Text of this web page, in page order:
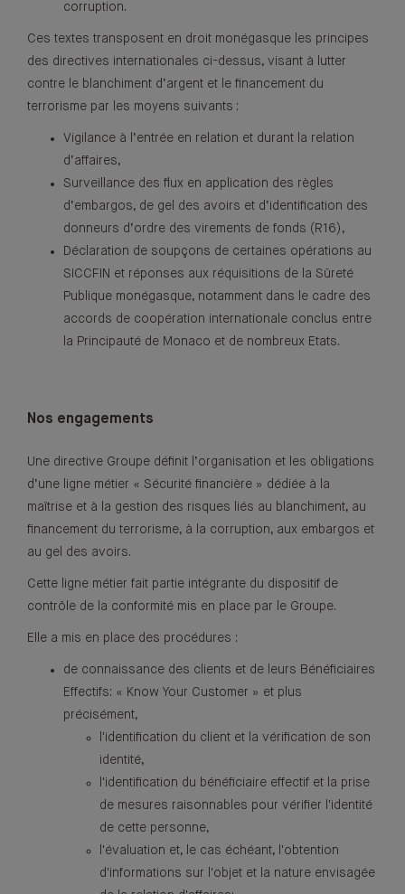
corruption.
Ces textes transposent en droit monégasque les principes
des directives internationales ci-dessus, visant à lutter
contre le blanchiment d’argent et le financement du
terrorisme par les moyens suivants :
Vigilance à l’entrée en relation et durant la relation
d’affaires,
Surveillance des flux en application des règles
d’embargos, de gel des avoirs et d’identification des
donneurs d’ordre des virements de fonds (R16),
Déclaration de soupçons de certaines opérations au
SICCFIN et réponses aux réquisitions de la Sûreté
Publique monégasque, notamment dans le cadre des
accords de coopération internationale conclus entre
la Principauté de Monaco et de nombreux Etats.
Nos engagements
Une directive Groupe définit l’organisation et les obligations
d’une ligne métier « Sécurité financière » dédiée à la
maîtrise et à la gestion des risques liés au blanchiment, au
financement du terrorisme, à la corruption, aux embargos et
au gel des avoirs.
Cette ligne métier fait partie intégrante du dispositif de
contrôle de la conformité mis en place par le Groupe.
Elle a mis en place des procédures :
de connaissance des clients et de leurs Bénéficiaires
Effectifs: « Know Your Customer » et plus
précisément,
l'identification du client et la vérification de son
identité,
l'identification du bénéficiaire effectif et la prise
de mesures raisonnables pour vérifier l'identité
de cette personne,
l'évaluation et, le cas échéant, l'obtention
d'informations sur l'objet et la nature envisagée